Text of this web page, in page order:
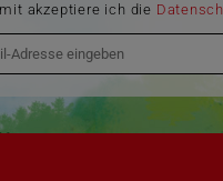
akzeptiere ich die